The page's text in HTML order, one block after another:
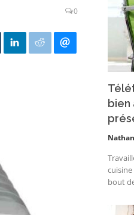
0
bien
bout